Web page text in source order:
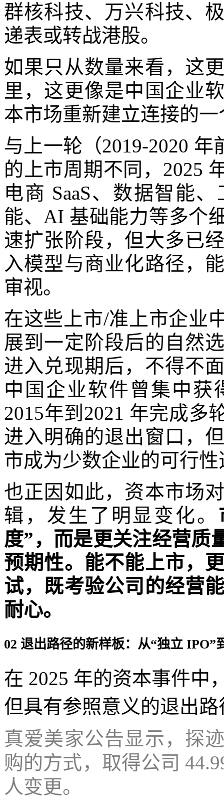
群核科技、万兴科技、
递表或转战港股。
如果只从数量来看，这
里，这更像是中国企业
本市场重新建立连接的
与上一轮（2019-2020
的上市周期不同，2025
电商 SaaS、数据智能
能、AI 基础能力等多个
速扩张阶段，但大多已
入模型与商业化路径，
审视。
在这些上市/准上市企业
展到一定阶段后的自然
进入兑现期后，不得不
中国企业软件曾集中获
2015年到2021 年完成多
进入明确的退出窗口，
市成为少数企业的可行
也正因如此，资本市场
辑，发生了明显变化。
度”，而是更关注经营质
预期性。能不能上市，
试，既考验公司的经营
耐心。
02 退出路径的新样板：从“独立 IPO”
在 2025 年的资本事件中
但具有参照意义的退出
真爱美家公告显示，探
购的方式，取得公司
人变更。